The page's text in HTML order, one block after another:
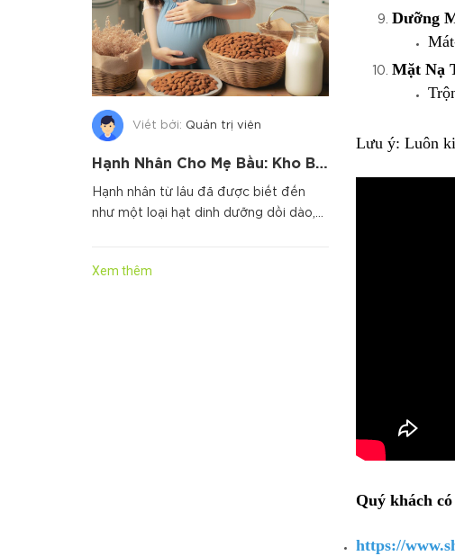
Dưỡng
Mặt Nạ
Lưu ý: Luôn
Quý khách
https://
Viết bởi: Quản trị viên
Hạnh Nhân Cho Mẹ Bầu: Kho Báu Dinh Dưỡng Cho Thai Nhi Phát Triển Toàn Diện
Hạnh nhân từ lâu đã được biết đến
như một loại hạt dinh dưỡng dồi dào,
Xem thêm